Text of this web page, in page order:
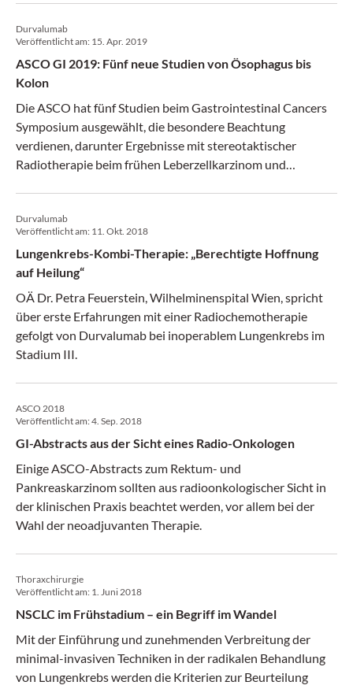
Durvalumab
Veröffentlicht am: 15. Apr. 2019
ASCO GI 2019: Fünf neue Studien von Ösophagus bis
Kolon
Die ASCO hat fünf Studien beim Gastrointestinal Cancers
Symposium ausgewählt, die besondere Beachtung
verdienen, darunter Ergebnisse mit stereotaktischer
Radiotherapie beim frühen Leberzellkarzinom und
Durvalumab
Veröffentlicht am: 11. Okt. 2018
Lungenkrebs-Kombi-Therapie: „Berechtigte Hoffnung
auf Heilung“
OÄ Dr. Petra Feuerstein, Wilhelminenspital Wien, spricht
über erste Erfahrungen mit einer Radiochemotherapie
gefolgt von Durvalumab bei inoperablem Lungenkrebs im
Stadium III.
ASCO 2018
Veröffentlicht am:4. Sep. 2018
GI-Abstracts aus der Sicht eines Radio-Onkologen
Einige ASCO-Abstracts zum Rektum- und
Pankreaskarzinom sollten aus radioonkologischer Sicht in
der klinischen Praxis beachtet werden, vor allem bei der
Wahl der neoadjuvanten Therapie.
Thoraxchirurgie
Veröffentlicht am: 1. Juni 2018
NSCLC im Frühstadium – ein Begriff im Wandel
Mit der Einführung und zunehmenden Verbreitung der
minimal-invasiven Techniken in der radikalen Behandlung
von Lungenkrebs werden die Kriterien zur Beurteilung